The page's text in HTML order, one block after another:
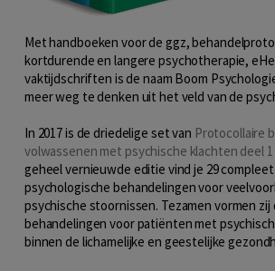
Met handboeken voor de ggz,
kortdurende en langere psychotherapie,
vaktijdschriften is de naam Boom
meer weg te denken uit het veld van de
In 2017 is de driedelige set van Protocollaire
volwassenen met psychische klachten deel
geheel vernieuwde editie vind je 29
psychologische behandelingen voor
psychische stoornissen. Tezamen vormen
behandelingen voor patiënten met
binnen de lichamelijke en geestelijke